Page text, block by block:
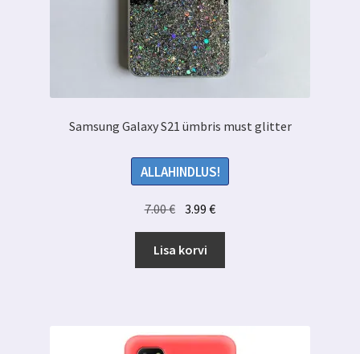
Samsung Galaxy S21 ümbris must glitter
ALLAHINDLUS!
7.00€ Algne
hind
oli:
7.00 €.
3.99€Praegune
hind
3.99 €.
Lisa korvi